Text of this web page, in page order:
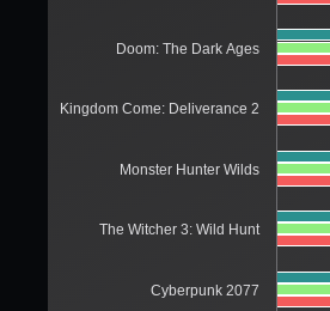
Doom: The Dark Ages
Kingdom Come: Deliverance 2
Monster Hunter Wilds
The Witcher 3: Wild Hunt
Cyberpunk 2077